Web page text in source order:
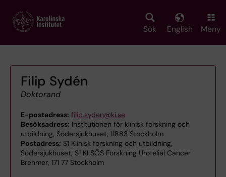
main
Sök English Meny
Filip Sydén
Doktorand
E-postadress: filip.syden@ki.se
Besöksadress: Institutionen för klinisk forskning och
utbildning, Södersjukhuset, 11883 Stockholm
Postadress: S1 Klinisk forskning och utbildning,
Södersjukhuset, S1 KI SÖS Forskning Urotelial Cancer
Brehmer, 171 77 Stockholm